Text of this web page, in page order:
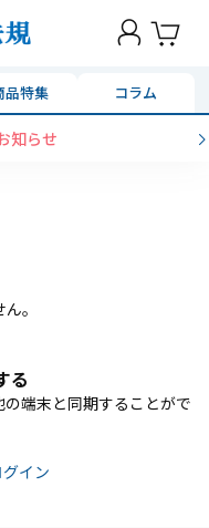
品特集 コラム
知らせ
。
る
端末と同期することがで
グイン